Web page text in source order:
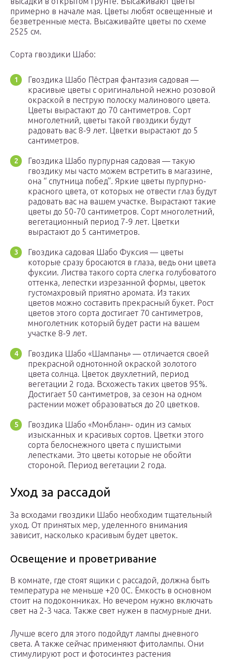
примерно в начале мая. Цветы любят освещенные и
безветренные места. Высаживайте цветы по схеме
2525 см.
Сорта гвоздики Шабо:
Гвоздика Шабо Пёстрая фантазия садовая —
красивые цветы с оригинальной нежно розовой
окраской в пеструю полоску малинового цвета.
Цветы вырастают до 70 сантиметров. Сорт
многолетний, цветы такой гвоздики будут
радовать вас 8-9 лет. Цветки вырастают до 5
сантиметров.
Гвоздика Шабо пурпурная садовая — такую
гвоздику мы часто можем встретить в магазине,
она “ спутница побед”. Яркие цветы пурпурно-
красного цвета, от которых не отвести глаз будут
радовать вас на вашем участке. Вырастают такие
цветы до 50-70 сантиметров. Сорт многолетний,
вегетационный период 7-9 лет. Цветки
вырастают до 5 сантиметров.
Гвоздика садовая Шабо Фуксия — цветы
которые сразу бросаются в глаза, ведь они цвета
фуксии. Листва такого сорта слегка голубоватого
оттенка, лепестки изрезанной формы, цветок
густомахровый приятно аромата. Из таких
цветов можно составить прекрасный букет. Рост
цветов этого сорта достигает 70 сантиметров,
многолетник который будет расти на вашем
участке 8-9 лет.
Гвоздика Шабо «Шампань» — отличается своей
прекрасной однотонной окраской золотого
цвета солнца. Цветок двухлетний, период
вегетации 2 года. Всхожесть таких цветов 95%.
Достигает 50 сантиметров, за сезон на одном
растении может образоваться до 20 цветков.
Гвоздика Шабо «Монблан»- один из самых
изысканных и красивых сортов. Цветки этого
сорта белоснежного цвета с пушистыми
лепестками. Это цветы которые не обойти
стороной. Период вегетации 2 года.
Уход за рассадой
За всходами гвоздики Шабо необходим тщательный
уход. От принятых мер, уделенного внимания
зависит, насколько красивым будет цветок.
Освещение и проветривание
В комнате, где стоят ящики с рассадой, должна быть
температура не меньше +20 0С. Ёмкость в основном
стоит на подоконниках. Но вечером нужно включать
свет на 2-3 часа. Также свет нужен в пасмурные дни.
Лучше всего для этого подойдут лампы дневного
света. А также сейчас применяют фитолампы. Они
стимулируют рост и фотосинтез растения